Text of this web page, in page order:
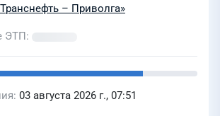
– Приволга»
ЭТП
03 августа 2026 г., 07:51